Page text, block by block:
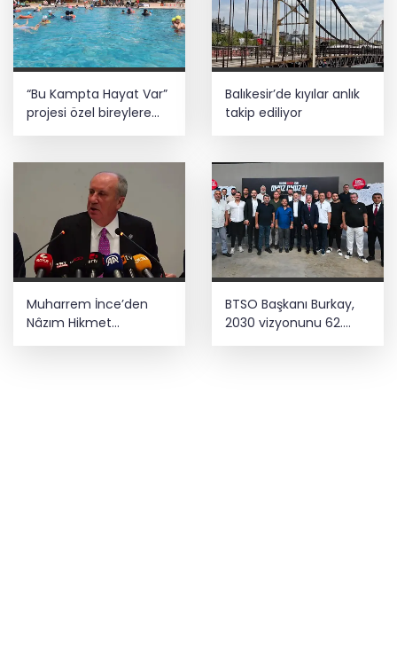
“Bu Kampta Hayat Var”
projesi özel bireylere
yaz tatili sunuyor
Balıkesir’de kıyılar anlık
takip ediliyor
Muharrem İnce’den
Nâzım Hikmet
BTSO Başkanı Burkay,
2030 vizyonunu 62.